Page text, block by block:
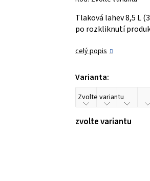
0,0
z 5
Tlaková lahev 8,5 L
po rozkliknutí
celý popis
Varianta:
zvolte variantu